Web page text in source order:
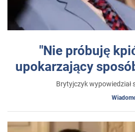
"Nie próbuję
upokarzający
Brytyjczyk wypowiedział